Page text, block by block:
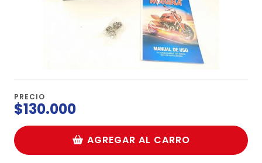
PRECIO
$130.000
AGREGAR AL CARRO